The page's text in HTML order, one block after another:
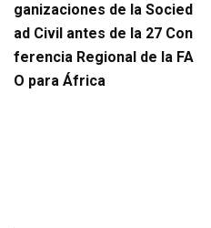
ganizaciones de la Socied
ad Civil antes de la 27 Con
ferencia Regional de la FA
O para África